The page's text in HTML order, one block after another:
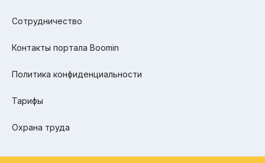
Сотрудничество
Контакты портала Boomin
Политика конфиденциальности
Тарифы
Охрана труда